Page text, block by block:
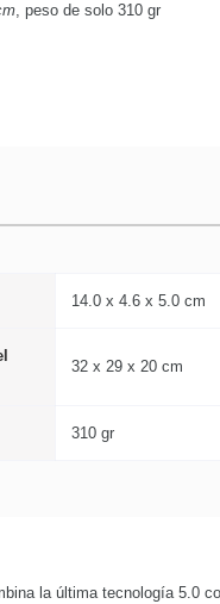
, peso de solo 310 gr
14.0 x 4.6 x 5.0 cm
32 x 29 x 20 cm
310 gr
la última tecnología 5.0